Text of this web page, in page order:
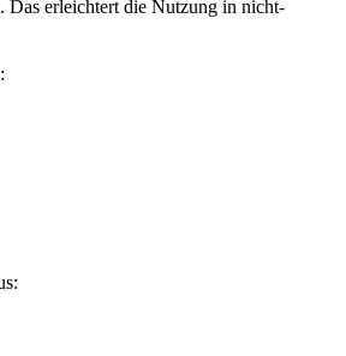
Das erleichtert die Nutzung in nicht-